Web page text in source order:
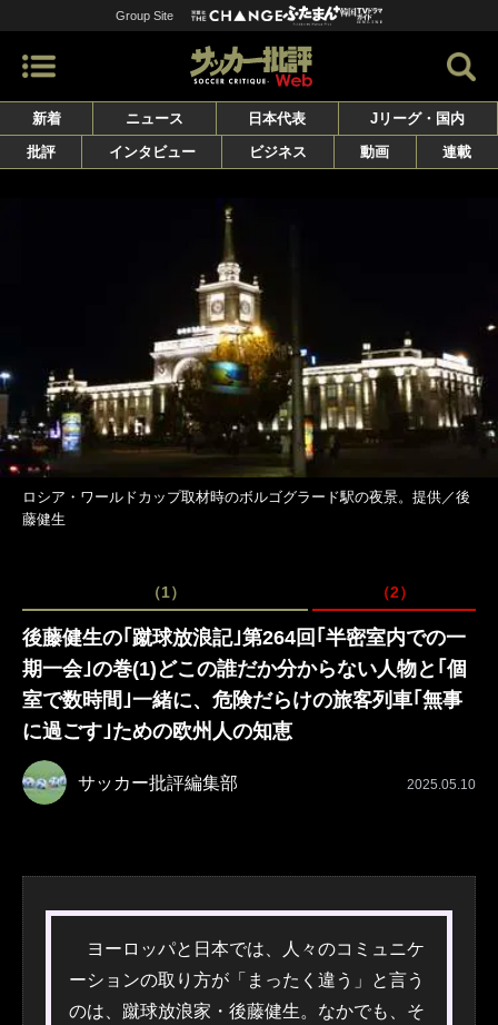
Group Site
新着 ニュース 日本代表
Jリーグ・国内
批評
インタビュー ビジネス 動画 連載
ロシア・ワールドカップ取材時のボルゴグラード駅の夜景。提供／後
藤健生
（1） （2）
後藤健生の｢蹴球放浪記｣第264回｢半密室内での一
期一会｣の巻(1)どこの誰だか分からない人物と｢個
室で数時間｣一緒に、危険だらけの旅客列車｢無事
に過ごす｣ための欧州人の知恵
サッカー批評編集部 2025.05.10
ヨーロッパと日本では、人々のコミュニケ
ーションの取り方が「まったく違う」と言う
のは、蹴球放浪家・後藤健生。なかでも、そ